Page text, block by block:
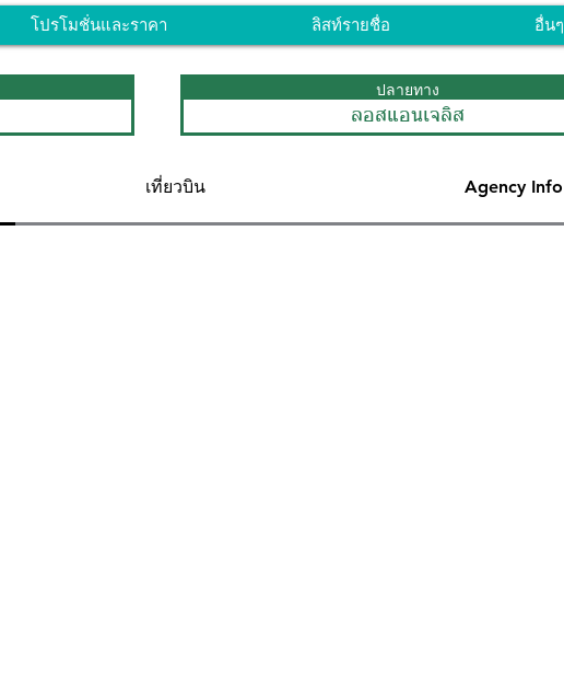
โปรโมชั่นและราคา ลิสท์รายชื่อ อื่นๆ
ปลายทาง
ลอสแอนเจลิส
เที่ยวบิน Agency Info